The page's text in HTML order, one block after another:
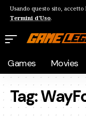
Usando questo sito, accetto
Termini d'Uso.
Games Movies
Tag: